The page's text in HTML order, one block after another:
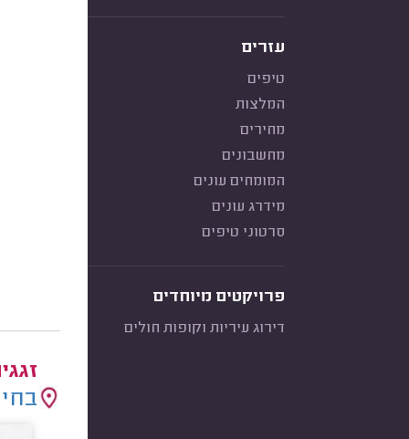
עזרים
טיפים
המלצות
מחירים
מחשבונים
המומחים עונים
מידרג עונים
סרטוני טיפים
פרויקטים מיוחדים
דירוג עיריות וקופות חולים